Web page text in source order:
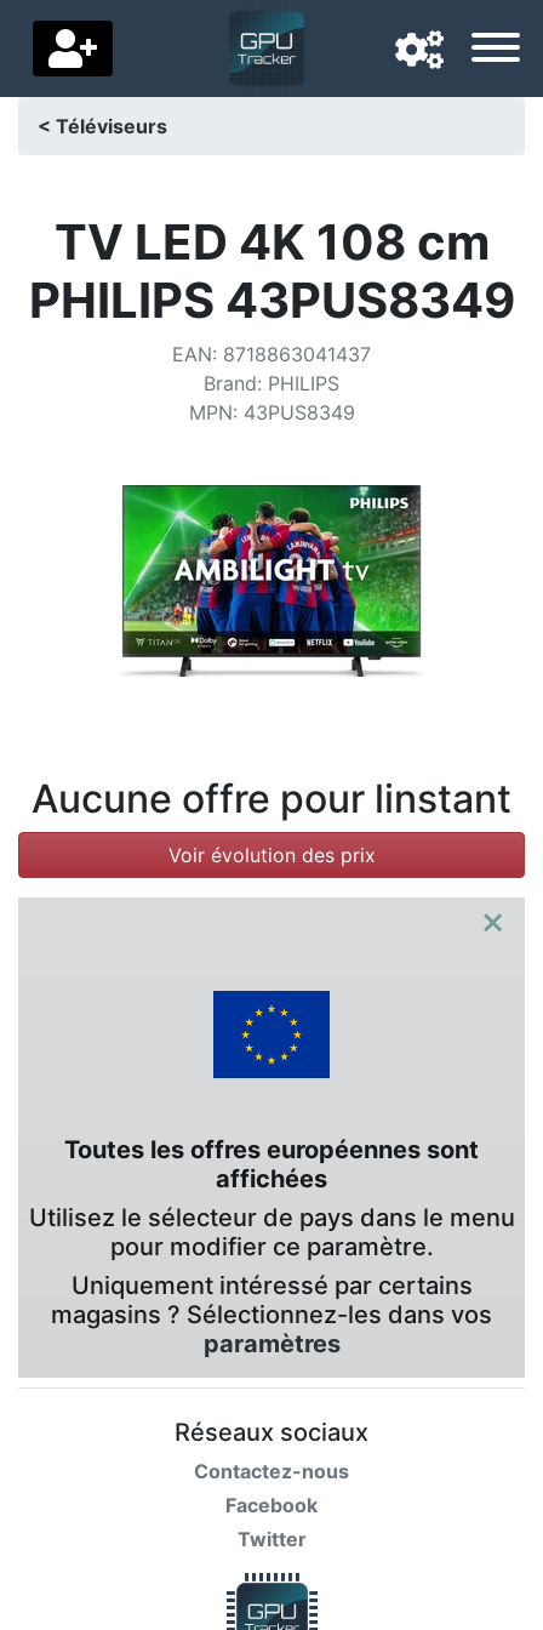
Pays de livraison
Accueil
Contactez-nous
Catégories
< Téléviseurs
TV LED 4K 108 cm
PHILIPS 43PUS8349
EAN: 8718863041437
Brand: PHILIPS
MPN: 43PUS8349
Aucune offre pour linstant
Voir évolution des prix
×
Toutes les offres européennes sont
affichées
Utilisez le sélecteur de pays dans le menu
pour modifier ce paramètre.
Uniquement intéressé par certains
magasins ? Sélectionnez-les dans vos
paramètres
Réseaux sociaux
Contactez-nous
Facebook
Twitter